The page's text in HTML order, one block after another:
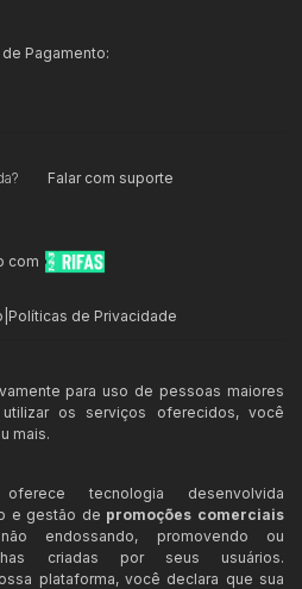
Pagamento:
Falar com suporte
com
Políticas de Privacidade
para uso de pessoas maiores
os serviços oferecidos, você
mais.
tecnologia desenvolvida
e gestão de promoções comerciais
endossando, promovendo ou
criadas por seus usuários.
plataforma, você declara que sua